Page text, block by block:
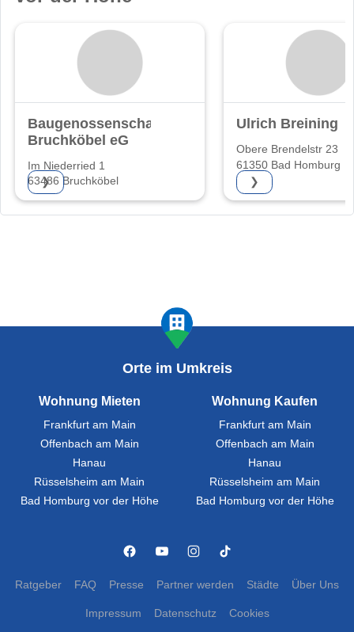
Baugenossenschaft
Bruchköbel eG
Im Niederried 1
63486 Bruchköbel
❯
Ulrich Breining
Obere Brendelstr 23
61350 Bad Homburg
❯
Orte im Umkreis
Wohnung Mieten
Frankfurt am Main
Offenbach am Main
Hanau
Rüsselsheim am Main
Bad Homburg vor der Höhe
Wohnung Kaufen
Frankfurt am Main
Offenbach am Main
Hanau
Rüsselsheim am Main
Bad Homburg vor der Höhe
Ratgeber FAQ Presse Partner werden Städte Über Uns
Impressum Datenschutz Cookies